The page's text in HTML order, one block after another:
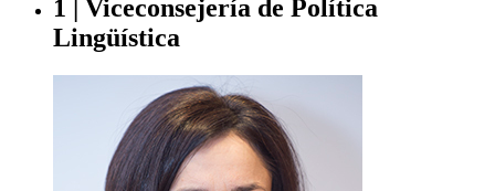
1 | Viceconsejería de Política
Lingüística